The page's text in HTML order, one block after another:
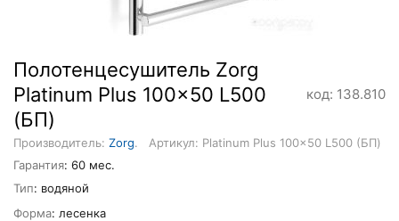
Полотенцесушитель Zorg
Platinum Plus 100x50 L500
(БП)
код: 138.810
Производитель: Zorg.
Артикул: Platinum Plus 100x50 L500 (БП)
Гарантия: 60 мес.
Тип: водяной
Форма: лесенка